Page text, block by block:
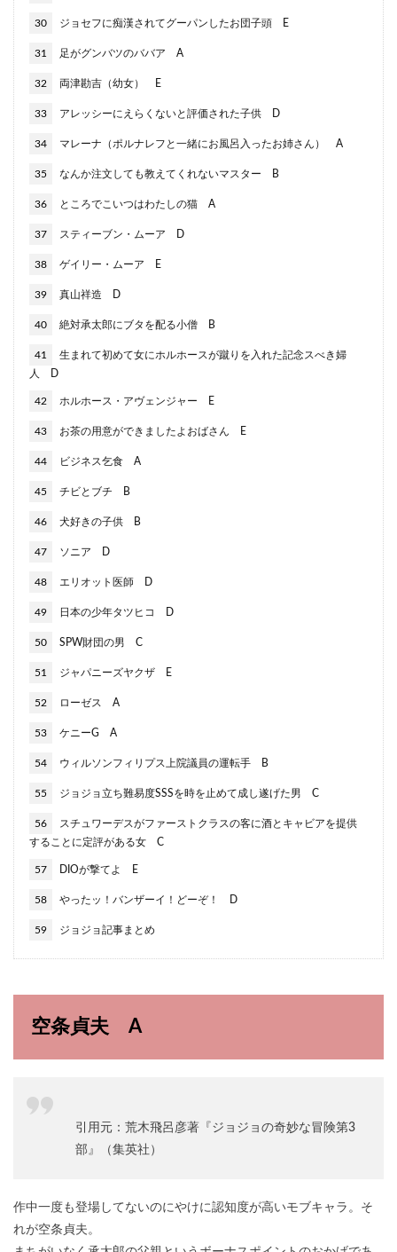
30 ジョセフに痴漢されてグーパンしたお団子頭 E
31 足がグンバツのババア A
32 両津勘吉（幼女） E
33 アレッシーにえらくないと評価された子供 D
34 マレーナ（ポルナレフと一緒にお風呂入ったお姉さん） A
35 なんか注文しても教えてくれないマスター B
36 ところでこいつはわたしの猫 A
37 スティーブン・ムーア D
38 ゲイリー・ムーア E
39 真山祥造 D
40 絶対承太郎にブタを配る小僧 B
41
生まれて初めて女にホルホースが蹴りを入れた記念スべき婦
人 D
42 ホルホース・アヴェンジャー E
43 お茶の用意ができましたよおばさん E
44 ビジネス乞食 A
45 チビとブチ B
46 犬好きの子供 B
47 ソニア D
48 エリオット医師 D
49 日本の少年タツヒコ D
50 SPW財団の男 C
51 ジャパニーズヤクザ E
52 ローゼス A
53 ケニーG A
54 ウィルソンフィリプス上院議員の運転手 B
55 ジョジョ立ち難易度SSSを時を止めて成し遂げた男 C
56
スチュワーデスがファーストクラスの客に酒とキャビアを提供
することに定評がある女 C
57 DIOが撃てよ E
58 やったッ！バンザーイ！どーぞ！ D
59 ジョジョ記事まとめ
空条貞夫 A
引用元：荒木飛呂彦著『ジョジョの奇妙な冒険第3
部』（集英社）
作中一度も登場してないのにやけに認知度が高いモブキャラ。そ
れが空条貞夫。